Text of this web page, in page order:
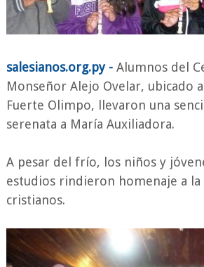
salesianos.org.py -Alumnos del
Monseñor Alejo Ovelar, ubicado
Fuerte Olimpo, llevaron una
serenata a María Auxiliadora.
A pesar del frío, los niños y
estudios rindieron homenaje a
cristianos.